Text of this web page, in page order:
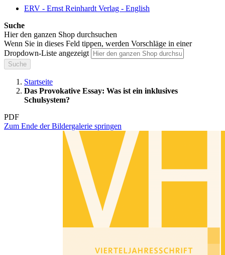
ERV - Ernst Reinhardt Verlag - English
Suche
Hier den ganzen Shop durchsuchen
Wenn Sie in dieses Feld tippen, werden Vorschläge in einer
Dropdown-Liste angezeigt
Suche
Startseite
Das Provokative Essay: Was ist ein inklusives
Schulsystem?
PDF
Zum Ende der Bildergalerie springen